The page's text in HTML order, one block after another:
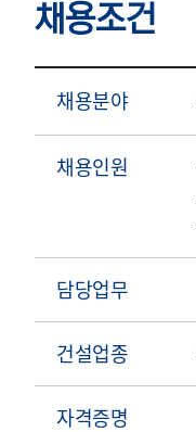
채용조건
채용분야
채용인원
담당업무
건설업종
자격증명